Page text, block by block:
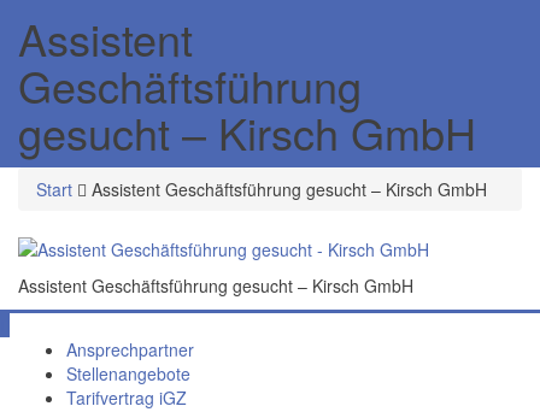
Assistent
Geschäftsführung
gesucht – Kirsch GmbH
Start Assistent Geschäftsführung gesucht – Kirsch GmbH
Assistent Geschäftsführung gesucht – Kirsch GmbH
Ansprechpartner
Stellenangebote
Tarifvertrag iGZ